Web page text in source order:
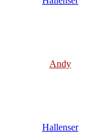
Andy
Hallenser